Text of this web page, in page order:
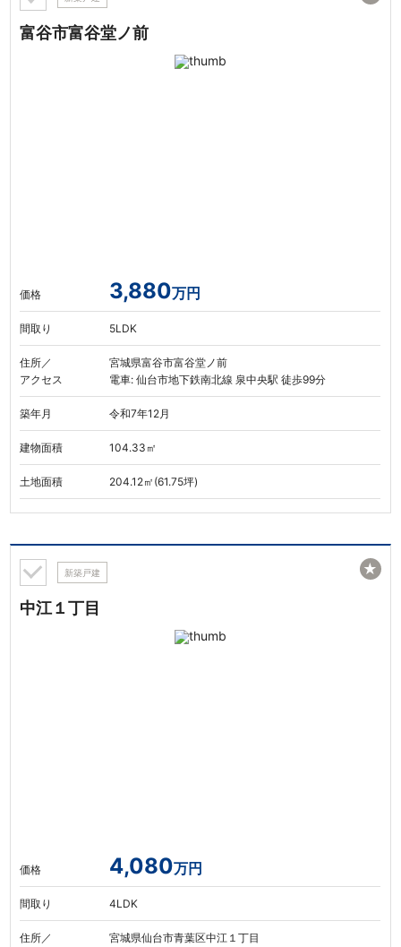
富谷市富谷堂ノ前
価格 3,880万円
間取り 5LDK
住所／
アクセス
宮城県富谷市富谷堂ノ前
電車: 仙台市地下鉄南北線 泉中央駅 徒歩99分
築年月 令和7年12月
建物面積 104.33㎡
土地面積 204.12㎡(61.75坪)
新築戸建
中江１丁目
価格 4,080万円
間取り 4LDK
住所／
宮城県仙台市青葉区中江１丁目
★